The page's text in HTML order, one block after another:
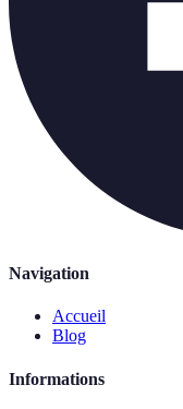
Navigation
Accueil
Blog
Informations